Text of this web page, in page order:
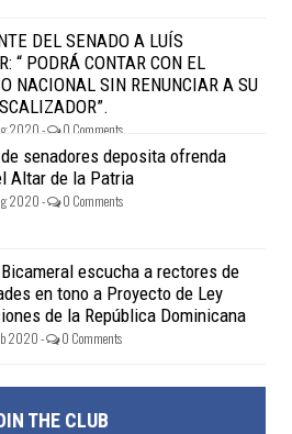
DEL SENADO A LUÍS
“ PODRÁ CONTAR CON EL
NACIONAL SIN RENUNCIAR A SU
2020 - 0 Comments
senadores deposita ofrenda
Altar de la Patria
2020 - 0 Comments
escucha a rectores de
en tono a Proyecto de Ley
de la República Dominicana
2020 - 0 Comments
THE CLUB